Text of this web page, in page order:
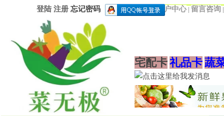
登陆 注册 忘记密码 用户中心 | 留言咨询
宅配卡礼品卡蔬